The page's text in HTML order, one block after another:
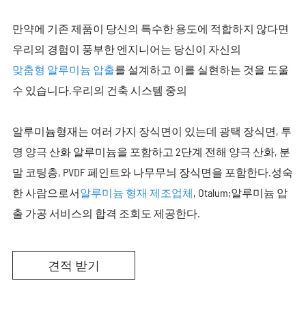
만약에 기존 제품이 당신의 특수한 용도에 적합하지 않다면
우리의 경험이 풍부한 엔지니어는 당신이 자신의
맞춤형 알루미늄 압출를 설계하고 이를 실현하는 것을 도울
수 있습니다.우리의 건축 시스템 중의
알루미늄형재는 여러 가지 장식면이 있는데 광택 장식면, 투
명 양극 산화 알루미늄을 포함하고 2단계 전해 양극 산화, 분
말 코팅층, PVDF 페인트와 나무무늬 장식면을 포함한다.성숙
한 사람으로서알루미늄 형재 제조업체, Otalum;알루미늄 압
출 가공 서비스의 합격 조회도 제공한다.
견적 받기